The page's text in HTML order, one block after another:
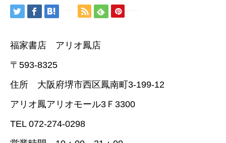
福家書店 アリオ鳳店
〒593-8325
住所 大阪府堺市西区鳳南町3-199-12
アリオ鳳アリオモール3Ｆ3300
TEL 072-274-0298